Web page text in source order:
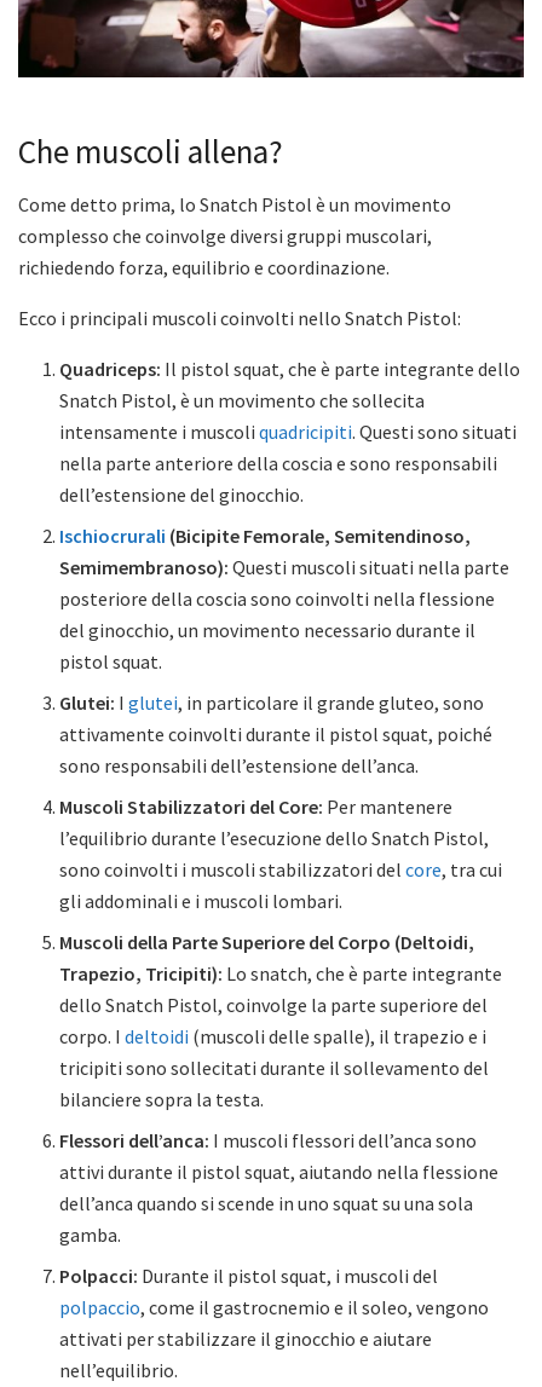
Che muscoli allena?
Come detto prima, lo Snatch Pistol è un movimento
complesso che coinvolge diversi gruppi muscolari,
richiedendo forza, equilibrio e coordinazione.
Ecco i principali muscoli coinvolti nello Snatch Pistol:
Quadriceps: Il pistol squat, che è parte integrante dello
Snatch Pistol, è un movimento che sollecita
intensamente i muscoliquadricipiti. Questi sono situati
nella parte anteriore della coscia e sono responsabili
dell’estensione del ginocchio.
Ischiocrurali (Bicipite Femorale, Semitendinoso,
Semimembranoso): Questi muscoli situati nella parte
posteriore della coscia sono coinvolti nella flessione
del ginocchio, un movimento necessario durante il
pistol squat.
Glutei: Iglutei, in particolare il grande gluteo, sono
attivamente coinvolti durante il pistol squat, poiché
sono responsabili dell’estensione dell’anca.
Muscoli Stabilizzatori del Core: Per mantenere
l’equilibrio durante l’esecuzione dello Snatch Pistol,
sono coinvolti i muscoli stabilizzatori delcore, tra cui
gli addominali e i muscoli lombari.
Muscoli della Parte Superiore del Corpo (Deltoidi,
Trapezio, Tricipiti): Lo snatch, che è parte integrante
dello Snatch Pistol, coinvolge la parte superiore del
corpo. Ideltoidi (muscoli delle spalle), il trapezio e i
tricipiti sono sollecitati durante il sollevamento del
bilanciere sopra la testa.
Flessori dell’anca: I muscoli flessori dell’anca sono
attivi durante il pistol squat, aiutando nella flessione
dell’anca quando si scende in uno squat su una sola
gamba.
Polpacci: Durante il pistol squat, i muscoli del
polpaccio, come il gastrocnemio e il soleo, vengono
attivati per stabilizzare il ginocchio e aiutare
nell’equilibrio.